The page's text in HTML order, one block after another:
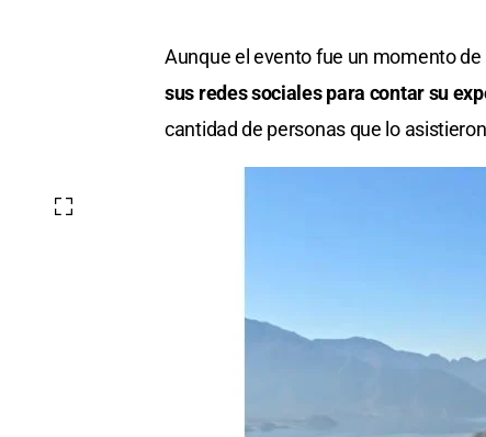
Aunque el evento fue un momento
sus redes sociales para contar su
cantidad de personas que lo